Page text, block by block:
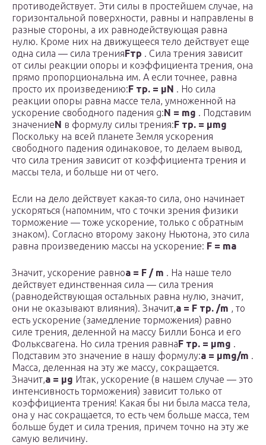
противодействует. Эти силы в простейшем случае, на
горизонтальной поверхности, равны и направлены в
разные стороны, а их равнодействующая равна
нулю. Кроме них на движущееся тело действует еще
одна сила — сила тренияFтр . Сила трения зависит
от силы реакции опоры и коэффициента трения, она
прямо пропорциональна им. А если точнее, равна
просто их произведению:F тр. = μN . Но сила
реакции опоры равна массе тела, умноженной на
ускорение свободного падения g:N = mg . Подставим
значениеN в формулу силы трения:F тр. = μmg
Поскольку на всей планете Земля ускорения
свободного падения одинаковое, то делаем вывод,
что сила трения зависит от коэффициента трения и
массы тела, и больше ни от чего.
Если на дело действует какая-то сила, оно начинает
ускоряться (напомним, что с точки зрения физики
торможение — тоже ускорение, только с обратным
знаком). Согласно второму закону Ньютона, это сила
равна произведению массы на ускорение: F = ma
Значит, ускорение равноa = F / m . На наше тело
действует единственная сила — сила трения
(равнодействующая остальных равна нулю, значит,
они не оказывают влияния). Значит,a = F тр. /m , то
есть ускорение (замедление торможения) равно
силе трения, деленной на массу Билли Бонса и его
Фольксвагена. Но сила трения равнаF тр. = μmg .
Подставим это значение в нашу формулу:а = μmg/m .
Масса, деленная на эту же массу, сокращается.
Значит,а = μg Итак, ускорение (в нашем случае — это
интенсивность торможения) зависит только от
коэффициента трения! Какая бы ни была масса тела,
она у нас сокращается, то есть чем больше масса, тем
больше будет и сила трения, причем точно на эту же
самую величину.